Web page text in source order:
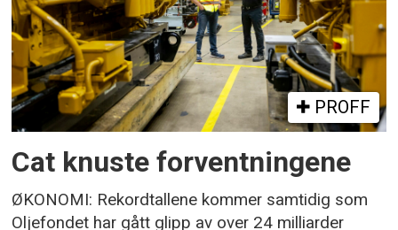
PROFF
Cat knuste forventningene
ØKONOMI: Rekordtallene kommer samtidig som
Oljefondet har gått glipp av over 24 milliarder